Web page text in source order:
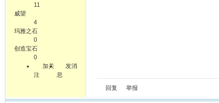
11
威望
4
玛雅之石
0
创造宝石
0
加关
注
发消
息
回复 举报